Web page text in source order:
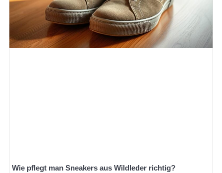
Wie pflegt man Sneakers aus Wildleder richtig?